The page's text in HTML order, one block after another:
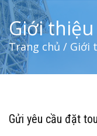
Giới thiệu
Trang chủ / Giới
Gửi yêu cầu đặt